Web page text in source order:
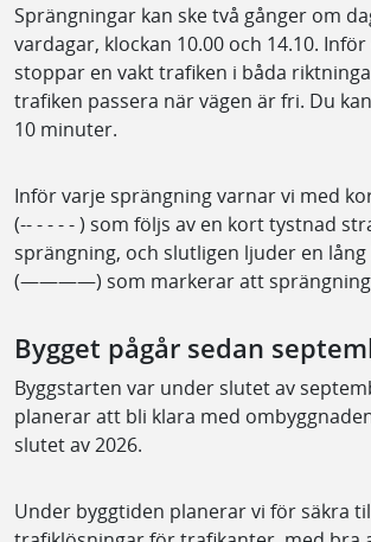
Sprängningar kan ske två gånger om
vardagar, klockan 10.00 och 14.10.
stoppar en vakt trafiken i båda
trafiken passera när vägen är fri. Du
10 minuter.
Inför varje sprängning varnar vi med
(-- - - - - ) som följs av en kort tystnad
sprängning, och slutligen ljuder en
(————) som markerar att
Bygget pågår sedan
Byggstarten var under slutet av
planerar att bli klara med
slutet av 2026.
Under byggtiden planerar vi för säkra